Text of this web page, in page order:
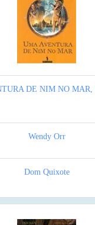
DE NIM NO MAR,
Wendy Orr
Dom Quixote